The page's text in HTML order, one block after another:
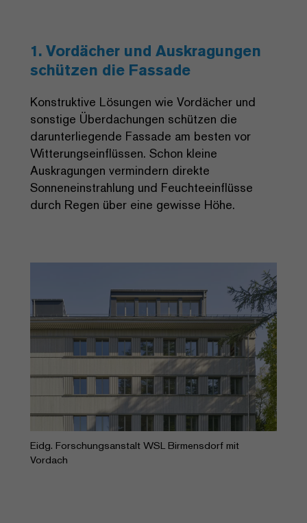
1. Vordächer und Auskragungen
schützen die Fassade
Konstruktive Lösungen wie Vordächer und
sonstige Überdachungen schützen die
darunterliegende Fassade am besten vor
Witterungseinflüssen. Schon kleine
Auskragungen vermindern direkte
Sonneneinstrahlung und Feuchteeinflüsse
durch Regen über eine gewisse Höhe.
Eidg. Forschungsanstalt WSL Birmensdorf mit
Vordach